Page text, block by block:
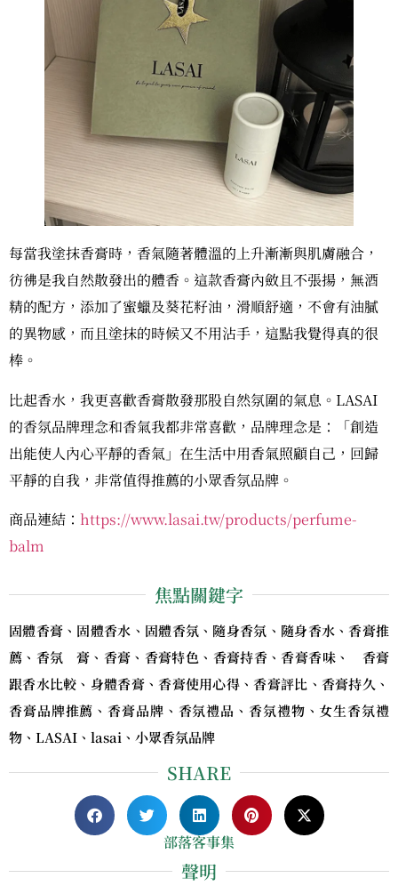
每當我塗抹香膏時，香氣隨著體溫的上升漸漸與肌膚融合，
彷彿是我自然散發出的體香。這款香膏內斂且不張揚，無酒
精的配方，添加了蜜蠟及葵花籽油，滑順舒適，不會有油膩
的異物感，而且塗抹的時候又不用沾手，這點我覺得真的很
棒。
比起香水，我更喜歡香膏散發那股自然氛圍的氣息。LASAI
的香氛品牌理念和香氣我都非常喜歡，品牌理念是：「創造
出能使人內心平靜的香氣」在生活中用香氣照顧自己，回歸
平靜的自我，非常值得推薦的小眾香氛品牌。
商品連結： https://www.lasai.tw/products/perfume-
balm
焦點關鍵字
固體香膏、固體香水、固體香氛、隨身香氛、隨身香水、香膏推
薦、香氛 膏、香膏、香膏特色、香膏持香、香膏香味、 香膏
跟香水比較、身體香膏、香膏使用心得、香膏評比、香膏持久、
香膏品牌推薦、香膏品牌、香氛禮品、香氛禮物、女生香氛禮
物、LASAI、lasai、小眾香氛品牌
SHARE
部落客事集
聲明